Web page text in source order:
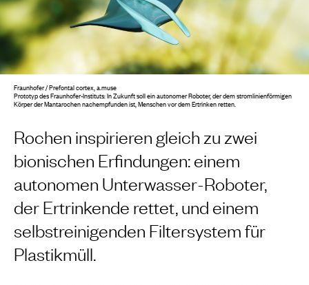
Rochen inspirieren gleich zu zwei
bionischen Erfindungen: einem
autonomen Unterwasser-Roboter,
der Ertrinkende rettet, und einem
selbstreinigenden Filtersystem für
Plastikmüll.
Fraunhofer / Prefontal cortex, a.muse
Prototyp des Fraunhofer-Instituts: In Zukunft soll ein autonomer Roboter, der dem stromlinienförmigen
Körper der Mantarochen nachempfunden ist, Menschen vor dem Ertrinken retten.